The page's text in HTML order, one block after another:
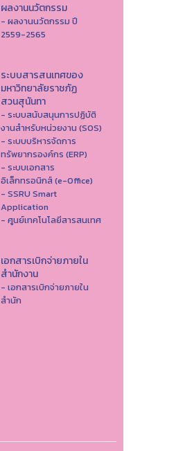
ผลงานนวัตกรรม
- ผลงานนวัตกรรม ปี
2559-2565
ระบบสารสนเทศของ
มหาวิทยาลัยราชภัฏ
สวนสุนันทา
- ระบบสนับสนุนการปฏิบัติ
งานสำหรับหน่วยงาน (SOS)
- ระบบบริหารจัดการ
ทรัพยากรองค์กร (ERP)
- ระบบเอกสาร
อิเล็กทรอนิกส์ (e-Office)
- SSRU Smart
Application
- ศูนย์เทคโนโลยีสารสนเทศ
เอกสารเบิกจ่ายภายใน
สำนักงาน
- เอกสารเบิกจ่ายภายใน
สำนัก